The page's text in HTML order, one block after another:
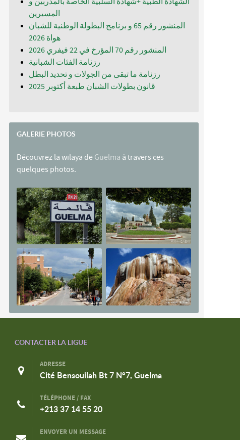
المسيرين
المنشور رقم 65 و برنامج البطولة الوطنية للشبان
المنشور رقم 70 المؤرخ في 22 فيفري 2026
رزنامة الفئات الشبانية
رزنامة ما تبقى من الجولات و تحديد البطل
قانون بطولات الشبان طبعة أكتوبر 2025
GALERIE PHOTOS
Découvrez la wilaya de Guelma à travers ces
quelques photos.
CONTACTER LA LIGUE
ADRESSE
Cité Bensouilah Bt 7 N°7, Guelma
TÉLÉPHONE / FAX
+213 37 14 55 20
ENVOYER UN MESSAGE